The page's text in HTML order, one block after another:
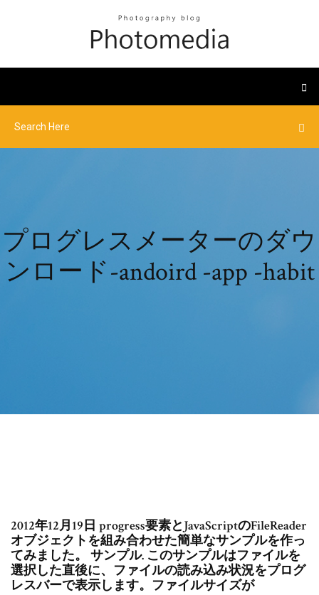
プログレスメーターのダウ
ンロード-andoird -app -habit
2012年12月19日 progress要素とJavaScriptのFileReader
オブジェクトを組み合わせた簡単なサンプルを作っ
てみました。 サンプル. このサンプルはファイルを
選択した直後に、ファイルの読み込み状況をプログ
レスバーで表示します。ファイルサイズが